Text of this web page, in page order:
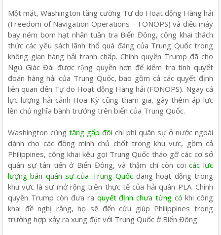
Một mặt, Washington tăng cường Tự do Hoạt động Hàng hải
(Freedom of Navigation Operations – FONOPS) và điều máy
bay ném bom hạt nhân tuần tra Biển Đông, công khai thách
thức các yêu sách lãnh thổ quá đáng của Trung Quốc trong
không gian hàng hải tranh chấp. Chính quyền Trump đã cho
Ngũ Giác Đài được rộng quyền hơn để kiểm tra tính quyết
đoán hàng hải của Trung Quốc, bao gồm cả các quyết định
liên quan đến Tự do Hoạt động Hàng hải (FONOPS). Ngay cả
lực lượng hải cảnh Hoa Kỳ cũng tham gia, gây thêm áp lực
lên chủ nghĩa bành trướng trên biển của Trung Quốc.
Washington cũng tăng gấp đôi chi phí quân sự ở nước ngoài
dành cho các đồng minh chủ chốt trong khu vực, gồm cả
Philippines, công khai kêu gọi Trung Quốc tháo gỡ các cơ sở
quân sự tân tiến ở Biển Đông, và thậm chí còn coicác lực
lượng bán quân sự của Trung Quốcđang hoạt động trong
khu vực là sự mở rộng trên thực tế của hải quân PLA. Chính
quyền Trump còn đưa ra quyết định chưa từng có khi công
khai đề nghị rằng, họ sẽ đến cứu giúp Philippines trong
trường hợp xảy ra xung đột với Trung Quốc ở Biển Đông.